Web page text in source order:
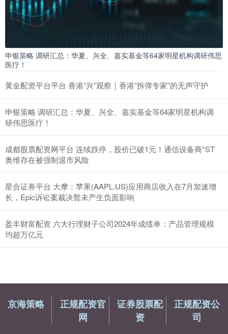
申银策略 调研汇总：华夏、兴全、嘉实基金等64家明星机构调研伟思
医疗！
黄金配资平台平台 香港“兴”观察｜香港“拆弹专家”的无声守护
申银策略 调研汇总：华夏、兴全、嘉实基金等64家明星机构调
研伟思医疗！
成都股票配资网平台 连续跌停，股价已破1元！通信设备商*ST
奥维存在被强制退市风险
星合证券平台 大摩：苹果(AAPL.US)应用商店收入在7月加速增
长，Epic诉讼案裁决暂未产生负面影响
盈丰财富配资 六大行理财子公司2024年成绩单：产品管理规模
均超万亿元
京海策略
正规配资官
网
证券股票配
资
正规配资公
司